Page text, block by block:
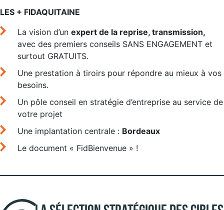
LES + FIDAQUITAINE
La vision d’un expert de la reprise, transmission,
avec des premiers conseils SANS ENGAGEMENT et
surtout GRATUITS.
Une prestation à tiroirs pour répondre au mieux à vos
besoins.
Un pôle conseil en stratégie d’entreprise au service de
votre projet
Une implantation centrale : Bordeaux
Le document « FidBienvenue » !